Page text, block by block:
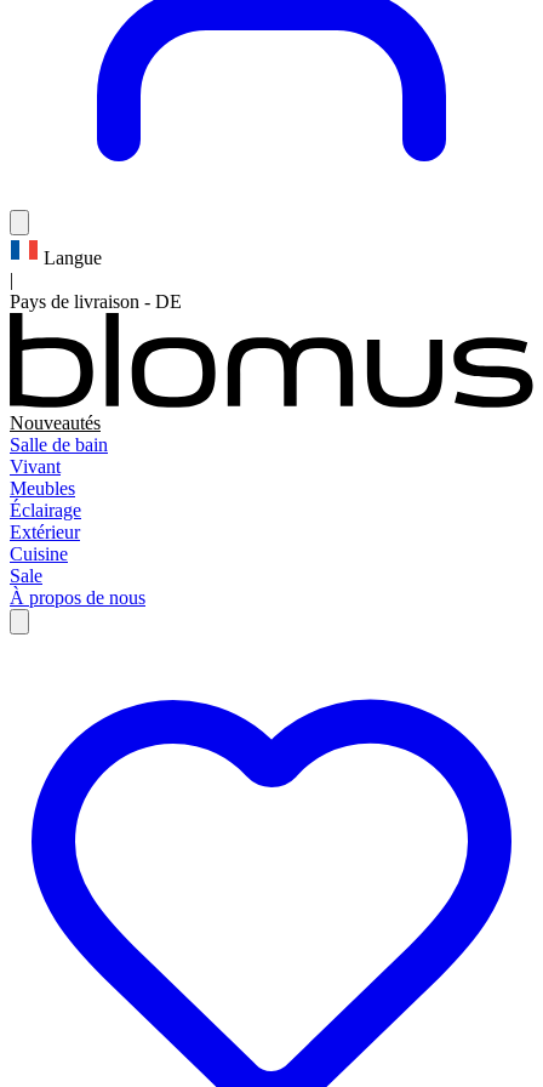
Langue
|
Pays de livraison - DE
Nouveautés
Salle de bain
Vivant
Meubles
Éclairage
Extérieur
Cuisine
Sale
À propos de nous